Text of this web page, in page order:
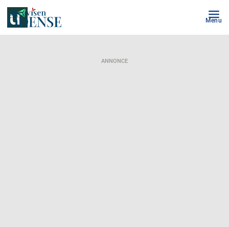
Menu
ANNONCE